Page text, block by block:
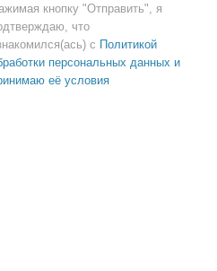
кнопку "Отправить", я
что
с Политикой
персональных данных и
её условия